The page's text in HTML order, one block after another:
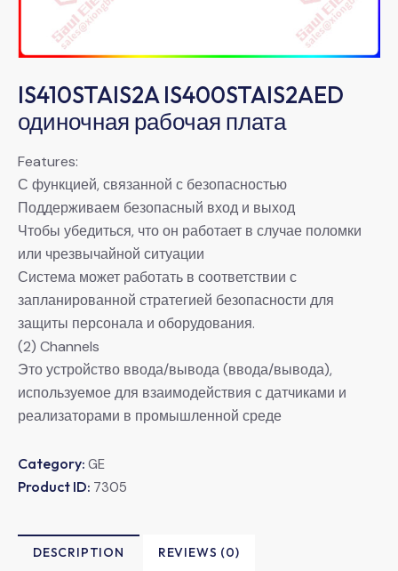
IS410STAIS2A IS400STAIS2AED
одиночная рабочая плата
Features:
С функцией, связанной с безопасностью
Поддерживаем безопасный вход и выход
Чтобы убедиться, что он работает в случае поломки
или чрезвычайной ситуации
Система может работать в соответствии с
запланированной стратегией безопасности для
защиты персонала и оборудования.
(2) Channels
Это устройство ввода/вывода (ввода/вывода),
используемое для взаимодействия с датчиками и
реализаторами в промышленной среде
Category: GE
Product ID: 7305
DESCRIPTION REVIEWS (0)